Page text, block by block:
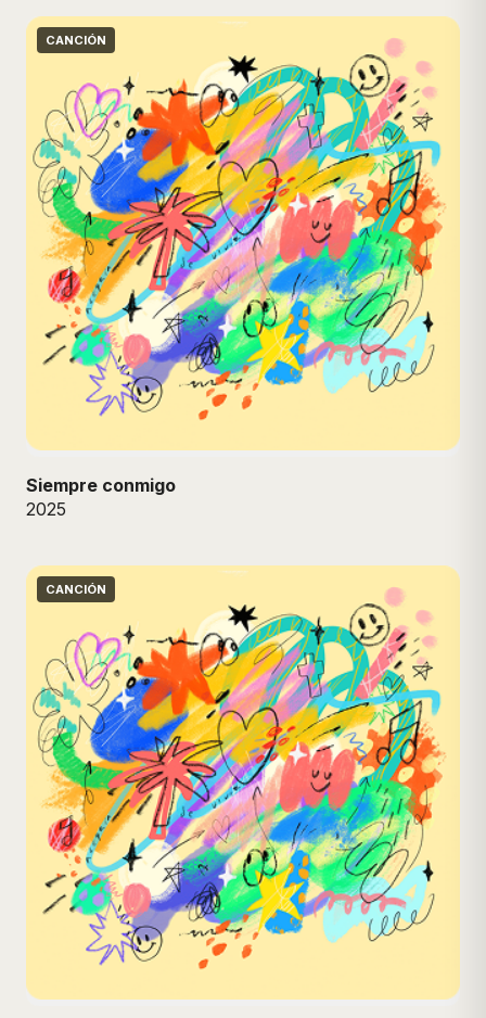
CANCIÓN
Siempre conmigo
2025
CANCIÓN